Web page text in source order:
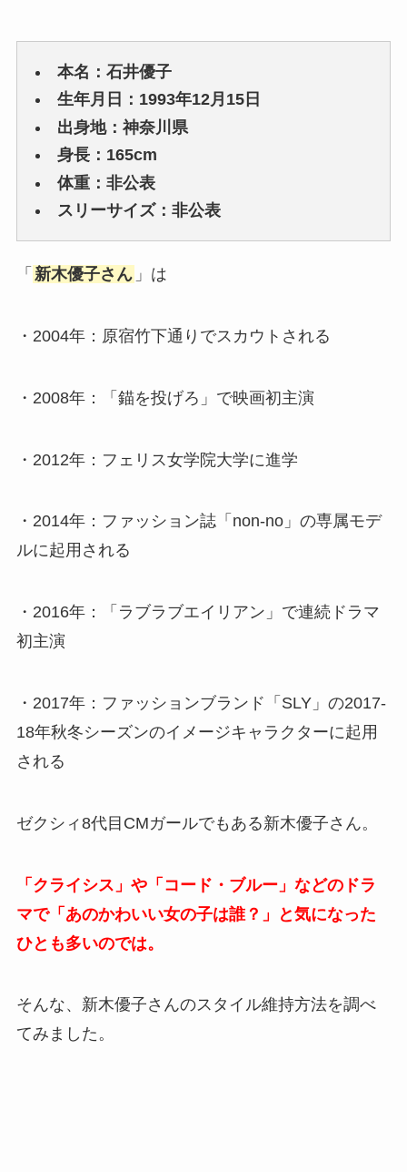
本名：石井優子
生年月日：1993年12月15日
出身地：神奈川県
身長：165cm
体重：非公表
スリーサイズ：非公表
「 新木優子さん 」は
・2004年：原宿竹下通りでスカウトされる
・2008年：「錨を投げろ」で映画初主演
・2012年：フェリス女学院大学に進学
・2014年：ファッション誌「non-no」の専属モデ
ルに起用される
・2016年：「ラブラブエイリアン」で連続ドラマ
初主演
・2017年：ファッションブランド「SLY」の2017-
18年秋冬シーズンのイメージキャラクターに起用
される
ゼクシィ8代目CMガールでもある新木優子さん。
「クライシス」や「コード・ブルー」などのドラ
マで「あのかわいい女の子は誰？」と気になった
ひとも多いのでは。
そんな、新木優子さんのスタイル維持方法を調べ
てみました。